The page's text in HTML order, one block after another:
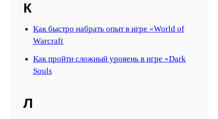
К
Как быстро набрать опыт в игре «World of
Warcraft
Как пройти сложный уровень в игре «Dark
Souls
Л